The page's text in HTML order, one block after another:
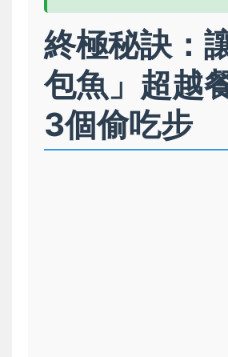
終極秘訣：
包魚」超越
3個偷吃步